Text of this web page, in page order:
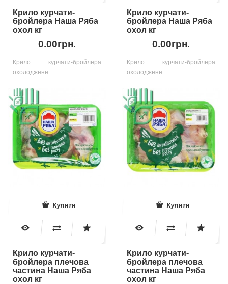
Крило курчати-
бройлера Наша Ряба
охол кг
0.00грн.
Крило курчати-бройлера
охолоджене..
Крило курчати-
бройлера Наша Ряба
охол кг
0.00грн.
Крило курчати-бройлера
охолоджене..
Купити
Крило курчати-
бройлера плечова
частина Наша Ряба
охол кг
Купити
Крило курчати-
бройлера плечова
частина Наша Ряба
охол кг